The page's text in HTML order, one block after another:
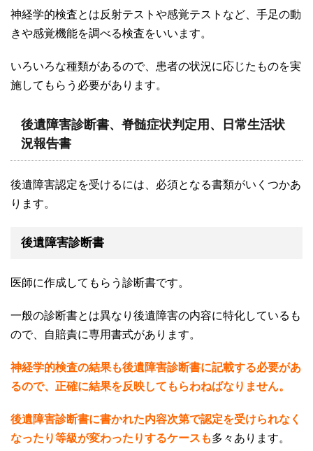
神経学的検査とは反射テストや感覚テストなど、手足の動
きや感覚機能を調べる検査をいいます。
いろいろな種類があるので、患者の状況に応じたものを実
施してもらう必要があります。
後遺障害診断書、脊髄症状判定用、日常生活状
況報告書
後遺障害認定を受けるには、必須となる書類がいくつかあ
ります。
後遺障害診断書
医師に作成してもらう診断書です。
一般の診断書とは異なり後遺障害の内容に特化しているも
ので、自賠責に専用書式があります。
神経学的検査の結果も後遺障害診断書に記載する必要があ
るので、正確に結果を反映してもらわねばなりません。
後遺障害診断書に書かれた内容次第で認定を受けられなく
なったり等級が変わったりするケースも多々あります。